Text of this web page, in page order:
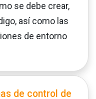
se debe crear,
así como las
de entorno
de control de